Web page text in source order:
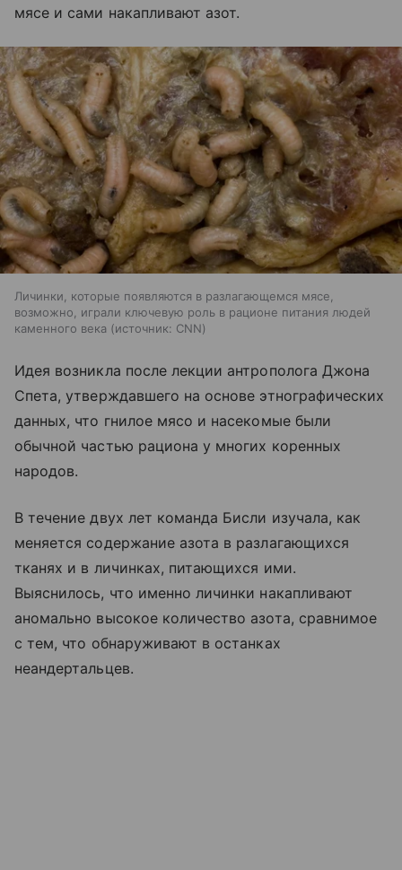
мясе и сами накапливают азот.
Личинки, которые появляются в разлагающемся мясе,
возможно, играли ключевую роль в рационе питания людей
каменного века
источник: CNN
Идея возникла после лекции антрополога Джона
Спета, утверждавшего на основе этнографических
данных, что гнилое мясо и насекомые были
обычной частью рациона у многих коренных
народов.
В течение двух лет команда Бисли изучала, как
меняется содержание азота в разлагающихся
тканях и в личинках, питающихся ими.
Выяснилось, что именно личинки накапливают
аномально высокое количество азота, сравнимое
с тем, что обнаруживают в останках
неандертальцев.